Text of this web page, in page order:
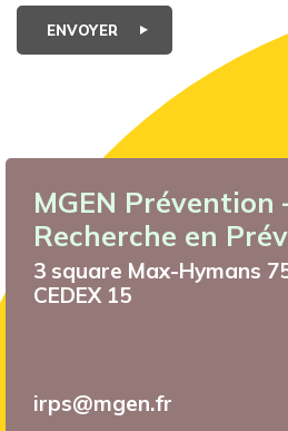
ENVOYER
MGEN
Recherche en
3 square Max-Hymans
CEDEX 15
irps@mgen.fr